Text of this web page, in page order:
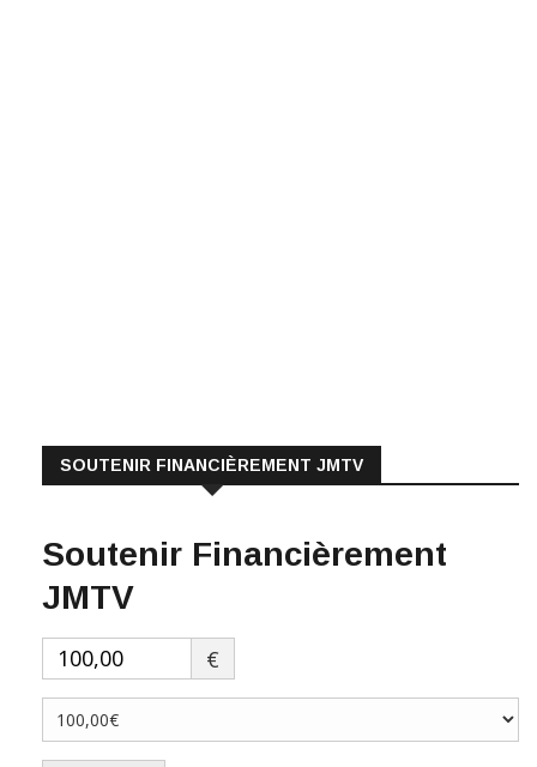
SOUTENIR FINANCIÈREMENT JMTV
Soutenir Financièrement
JMTV
€